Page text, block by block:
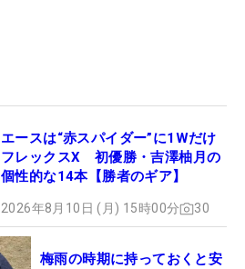
エースは“赤スパイダー”に1Wだけ
フレックスX 初優勝・吉澤柚月の
個性的な14本【勝者のギア】
2026年8月10日 (月) 15時00分 30
梅雨の時期に持っておくと安